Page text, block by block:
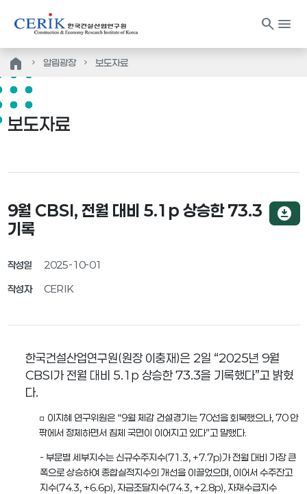
search menu
home 알림광장 보도자료
보도자료
9월 CBSI, 전월 대비 5.1p 상승한 73.3
기록
작성일 2025-10-01
작성자 CERIK
download_for_offline
한국건설산업연구원(원장 이충재)은 2일 “2025년 9월
CBSI가 전월 대비 5.1p 상승한 73.3을 기록했다”고 밝혔
다.
□ 이지혜 연구위원은 “9월 체감 건설경기는 70선을 회복했으나, 70 안
팎에서 정체하면서 침체 국면이 이어지고 있다”고 말했다.
- 부문별 세부지수는 신규수주지수(71.3, +7.7p)가 전월 대비 가장 큰
폭으로 상승하여 종합실적지수의 개선을 이끌었으며, 이어서 수주잔고
지수(74.3, +6.6p), 자금조달지수(74.3, +2.8p), 자재수급지수